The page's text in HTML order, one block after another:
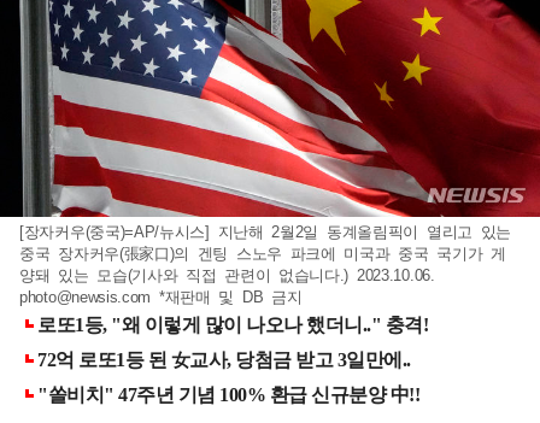
[장자커우(중국)=AP/뉴시스] 지난해 2월2일 동계올림픽이 열리고 있는
중국 장자커우(張家口)의 겐팅 스노우 파크에 미국과 중국 국기가 게
양돼 있는 모습(기사와 직접 관련이 없습니다.) 2023.10.06.
photo@newsis.com *재판매 및 DB 금지